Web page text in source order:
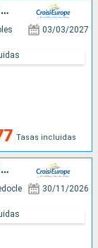
LES JOYAUX DE LA SICILE ET DU SUD DE L'ITALIE
03/03/2027
Tasas incluidas
LES JOYAUX DE LA SICILE ET DU SUD DE L'ITALIE
30/11/2026